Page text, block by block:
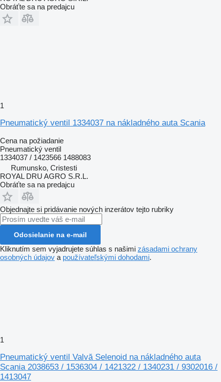
Obráťte sa na predajcu
1
Pneumatický ventil 1334037 na nákladného auta Scania
Cena na požiadanie
Pneumatický ventil
1334037 / 1423566 1488083
Rumunsko, Cristesti
ROYAL DRU AGRO S.R.L.
Obráťte sa na predajcu
Objednajte si pridávanie nových inzerátov tejto rubriky
Odosielanie na e-mail
Kliknutím sem vyjadrujete súhlas s našimi zásadami ochrany
osobných údajov a používateľskými dohodami.
1
Pneumatický ventil Valvă Selenoid na nákladného auta
Scania 2038653 / 1536304 / 1421322 / 1340231 / 9302016 /
1413047